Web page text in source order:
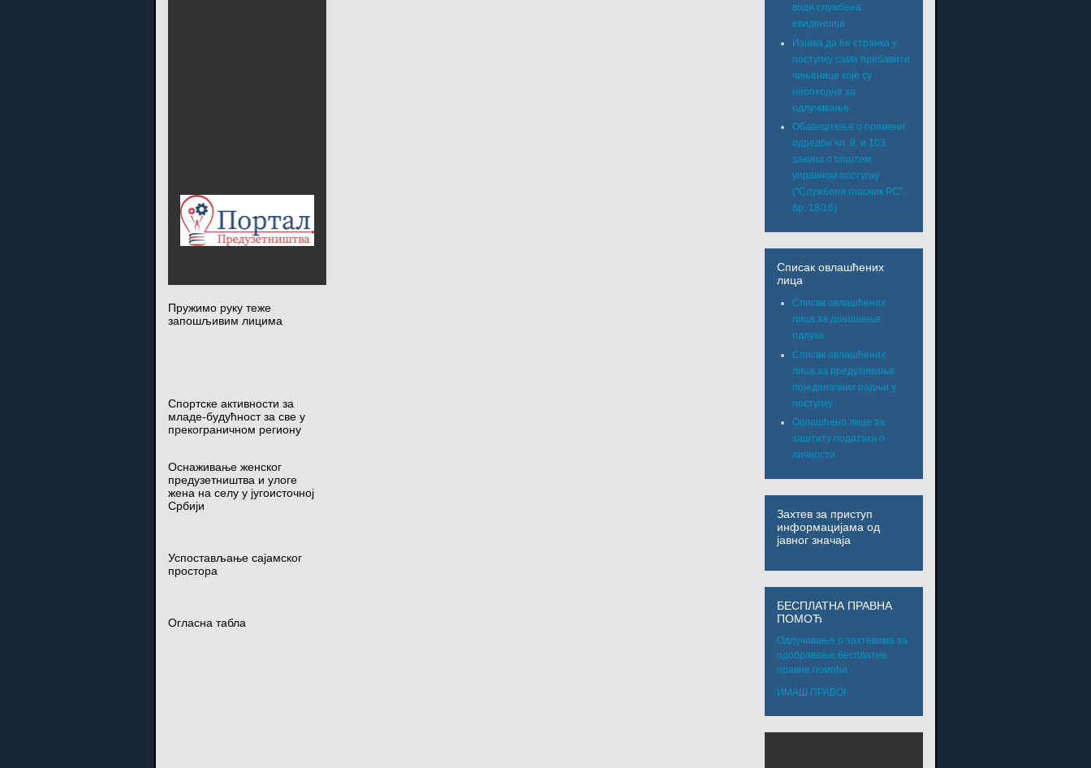
Пружимо руку теже
запошљивим лицима
Спортске активности за
младе-будућност за све у
прекограничном региону
Оснаживање женског
предузетништва и улоге
жена на селу у југоисточној
Србији
Успостављање сајамског
простора
Огласна табла
води службена
евиденција
Изјава да ће странка у
поступку сама прибавити
чињенице које су
неопходне за
одлучивање
Обавештење о примени
одредби чл. 9. и 103.
закона о општем
управном поступку
("Службени гласник РС",
бр. 18/16)
Списак овлашћених
лица
Списак овлашћених
лица за доношење
одлука
Списак овлашћених
лица за предузимање
појединачних радњи у
поступку
Овлашћено лице за
заштиту података о
личности
Захтев за приступ
информацијама од
јавног значаја
БЕСПЛАТНА ПРАВНА
ПОМОЋ
Одлучивање о захтевима за
одобравање бесплатне
правне помоћи
ИМАШ ПРАВО!